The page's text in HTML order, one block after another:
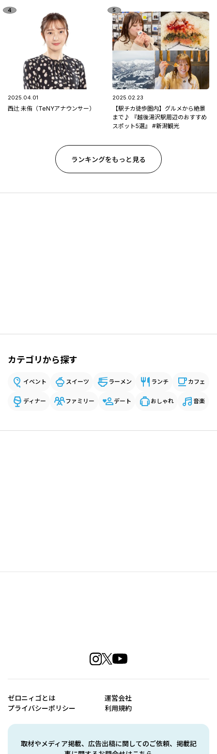
2025.04.01
西辻 未侑（TeNYアナウンサー）
2025.02.23
【駅チカ徒歩圏内】グルメから絶景
まで♪ 『越後湯沢駅周辺のおすすめ
スポット5選』 #新潟観光
ランキングをもっと見る
カテゴリから探す
イベント スイーツ ラーメン ランチ カフェ
ディナー ファミリー デート おしゃれ 音楽
取材やメディア掲載、広告出稿に関してのご依頼、掲載記
ゼロニィゴとは
運営会社
プライバシーポリシー
利用規約